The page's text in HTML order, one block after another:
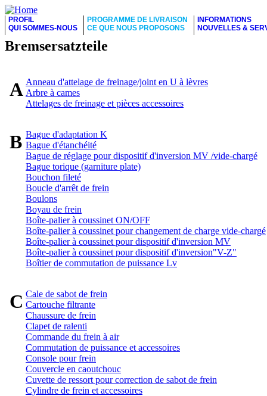
PROFIL
QUI SOMMES-NOUS
PROGRAMME DE LIVRAISON
CE QUE NOUS PROPOSONS
INFORMATIONS
NOUVELLES &
Bremsersatzteile
AAnneau d'attelage de freinage/joint en U à lèvres
Arbre à cames
Attelages de freinage et pièces accessoires
BBague d'adaptation K
Bague d'étanchéité
Bague de réglage pour dispositif d'inversion MV /vide-chargé
Bague torique (garniture plate)
Bouchon fileté
Boucle d'arrêt de frein
Boulons
Boyau de frein
Boîte-palier à coussinet ON/OFF
Boîte-palier à coussinet pour changement de charge vide-chargé
Boîte-palier à coussinet pour dispositif d'inversion MV
Boîte-palier à coussinet pour dispositif d'inversion"V-Z"
Boîtier de commutation de puissance Lv
CCale de sabot de frein
Cartouche filtrante
Chaussure de frein
Clapet de ralenti
Commande du frein à air
Commutation de puissance et accessoires
Console pour frein
Couvercle en caoutchouc
Cuvette de ressort pour correction de sabot de frein
Cylindre de frein et accessoires